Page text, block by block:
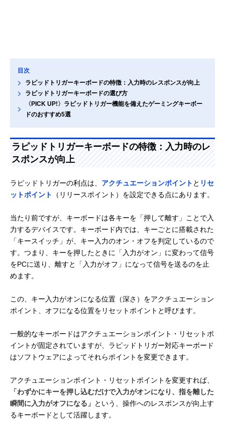
目次
ラピッドトリガーキーボードの特徴：入力時のレスポンスが向上
ラピッドトリガーキーボードの選び方
〈PICK UP!〉ラピッドトリガー機能を備えたゲーミングキーボー
ドのおすすめ5選
ラピッドトリガーキーボードの特徴：入力時のレ
スポンスが向上
ラピッドトリガーの利点は、 アクチュエーションポイント と リセ
ットポイント
（リリースポイント）を設定できる点にあります。
当たり前ですが、キーボードは各キーを「押して離す」ことで入
力するデバイスです。キーボード内では、キーごとに搭載された
「キースイッチ」が、キー入力のオン・オフを判定しているので
す。つまり、キーを押したときに「入力がオン」に変わって信号
をPCに送り、離すと「入力がオフ」になって信号を送るのを止
めます。
この、キー入力がオンになる位置（深さ）をアクチュエーション
ポイント、オフになる位置をリセットポイントと呼びます。
一般的なキーボードはアクチュエーションポイント・リセットポ
イントが固定されていますが、ラピッドトリガー対応キーボード
はソフトウェアによってそれらポイントを変更できます。
アクチュエーションポイント・リセットポイントを変更すれば、
「わずかにキーを押し込むだけで入力がオンになり、指を離した
瞬間に入力がオフになる」 という、操作へのレスポンスが向上す
るキーボードとして活躍します。